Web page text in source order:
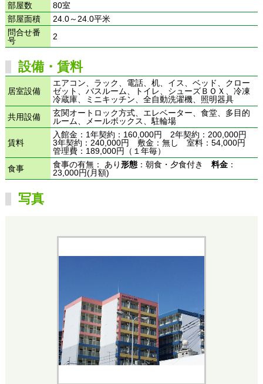
部屋数
80室
部屋面積
24.0～24.0平米
問合せ番
号
2
設備・賃料
居室設備
エアコン、ラック、電話、机、イス、ベッド、クロー
ゼット、バスルーム、トイレ、シューズＢＯＸ、冷凍
冷蔵庫、ミニキッチン、全自動洗濯機、照明器具
共用設備
玄関オートロック方式、エレベーター、食堂、多目的
ルーム、メールボックス、駐輪場
賃料
入館金：1年契約：160,000円 2年契約：200,000円
3年契約：240,000円 敷金：無し 室料：54,000円
管理費：189,000円（１年毎）
食事
食事の有無： あり形態 ：朝食・夕食付き料金 ：
23,000円(月額)
写真